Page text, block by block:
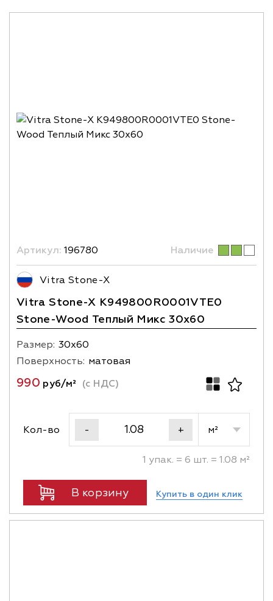
Артикул: 196780 Наличие
Vitra Stone-X
Vitra Stone-X K949800R0001VTE0
Stone-Wood Теплый Микс 30x60
Размер: 30х60
Поверхность: матовая
990 руб/м² (с НДС)
Кол-во - + м²
1 упак. = 6 шт. = 1.08 м²
В корзину Купить в один клик